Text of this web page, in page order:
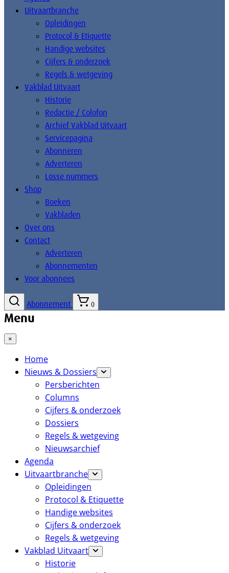
Uitvaartbranche
Opleidingen
Protocol & Etiquette
Handige websites
Cijfers & onderzoek
Regels & wetgeving
Vakblad Uitvaart
Historie
Redactie / Colofon
Archief Vakblad Uitvaart
Servicepagina
Abonneren
Adverteren
Losse nummers
Shop
Boeken
Vakbladen
Over ons
Contact
Adverteren
Abonnementen
Voor abonnees
Abonnement 0
Menu
×
Home
Nieuws & Dossiers
Persberichten
Columns
Cijfers & onderzoek
Dossiers
Regels & wetgeving
Nieuwsarchief
Agenda
Uitvaartbranche
Opleidingen
Protocol & Etiquette
Handige websites
Cijfers & onderzoek
Regels & wetgeving
Vakblad Uitvaart
Historie